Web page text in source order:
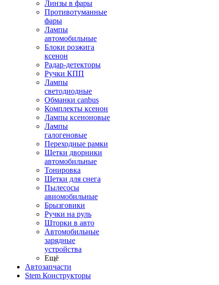
Линзы в фары
Противотуманные
фары
Лампы
автомобильные
Блоки розжига
ксенон
Радар-детекторы
Ручки КПП
Лампы
светодиодные
Обманки canbus
Комплекты ксенон
Лампы ксеноновые
Лампы
галогеновые
Переходные рамки
Щетки дворники
автомобильные
Тонировка
Щетки для снега
Пылесосы
авиомобильные
Брызговики
Ручки на руль
Шторки в авто
Автомобильные
зарядные
устройства
Ещё
Автозапчасти
Stem Конструкторы